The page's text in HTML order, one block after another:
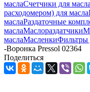
маслаСчетчики для масла
расходомером) для масла
маслаРаздаточные
маслаМаслораздатчики
маслаМасленкиФильтры
-Воронка Pressol 02364
Поделиться